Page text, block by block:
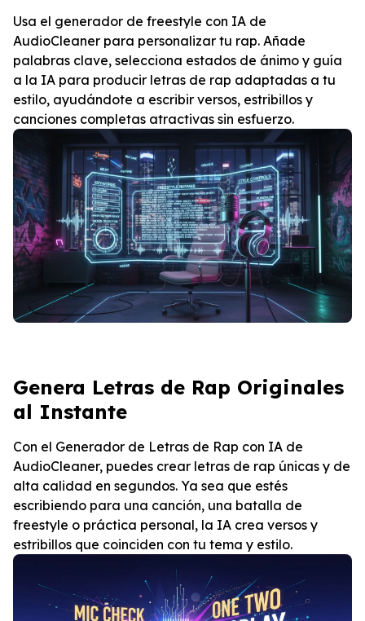
Usa el generador de freestyle con IA de
AudioCleaner para personalizar tu rap. Añade
palabras clave, selecciona estados de ánimo y guía
a la IA para producir letras de rap adaptadas a tu
estilo, ayudándote a escribir versos, estribillos y
canciones completas atractivas sin esfuerzo.
Genera Letras de Rap Originales
al Instante
Con el Generador de Letras de Rap con IA de
AudioCleaner, puedes crear letras de rap únicas y de
alta calidad en segundos. Ya sea que estés
escribiendo para una canción, una batalla de
freestyle o práctica personal, la IA crea versos y
estribillos que coinciden con tu tema y estilo.